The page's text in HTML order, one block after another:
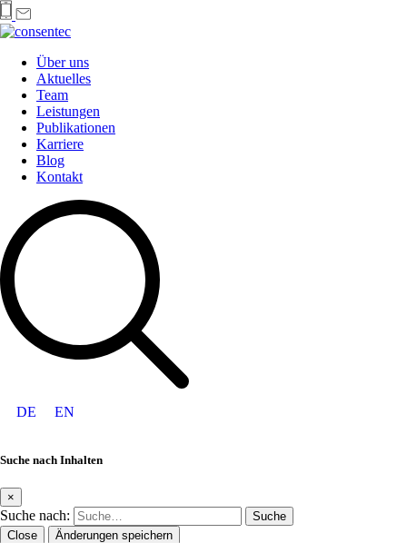
Über uns
Aktuelles
Team
Leistungen
Publikationen
Karriere
Blog
Kontakt
DE EN
Suche nach Inhalten
×
Suche nach:
Close Änderungen speichern